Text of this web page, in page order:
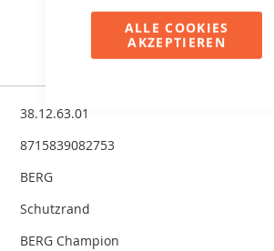
ALLE COOKIES
AKZEPTIEREN
38.12.63.01
8715839082753
BERG
Schutzrand
BERG Champion